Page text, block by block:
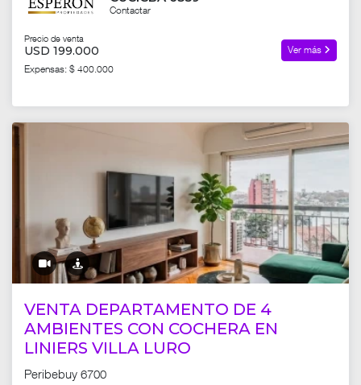
Contactar
Precio de venta
USD 199.000
Expensas: $ 400.000
Ver más
VENTA DEPARTAMENTO DE 4
AMBIENTES CON COCHERA EN
LINIERS VILLA LURO
Peribebuy 6700